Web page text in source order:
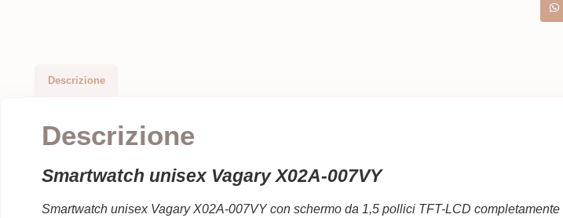
Descrizione
Descrizione
Smartwatch unisex Vagary X02A-007VY
Smartwatch unisex Vagary X02A-007VYcon schermo da 1,5 pollici TFT-LCD